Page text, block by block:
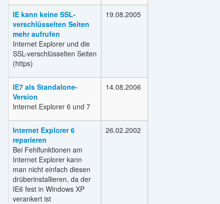
IE kann keine SSL-
verschlüsselten Seiten
mehr aufrufen
Internet Explorer und die
SSL-verschlüsselten Seiten
(https)
19.08.2005
IE7 als Standalone-
Version
Internet Explorer 6 und 7
14.08.2006
Internet Explorer 6
reparieren
Bei Fehlfunktionen am
Internet Explorer kann
man nicht einfach diesen
drüberinstallieren, da der
IE6 fest in Windows XP
verankert ist
26.02.2002